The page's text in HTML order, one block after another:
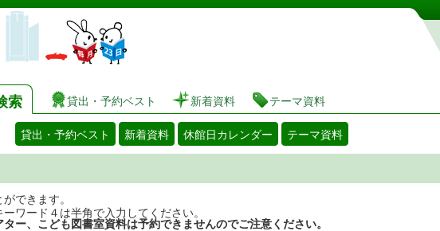
図書館 蔵書検索・予約システム
索 貸出・予約ベスト 新着資料 テーマ資料
貸出・予約ベスト 新着資料 休館日カレンダー テーマ資料
できます。
ワード４は半角で入力してください。
ー、こども図書室資料は予約できませんのでご注意ください。